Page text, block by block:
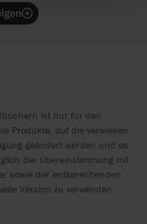
schnell trocknend und
sicheren Halt.
ist nur für den
Produkte, auf die verwiesen
geändert werden und es
der Übereinstimmung mit
sowie der entsprechenden
Version zu verwenden.